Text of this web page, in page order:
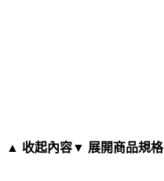
▲ 收起內容▼ 展開商品規格